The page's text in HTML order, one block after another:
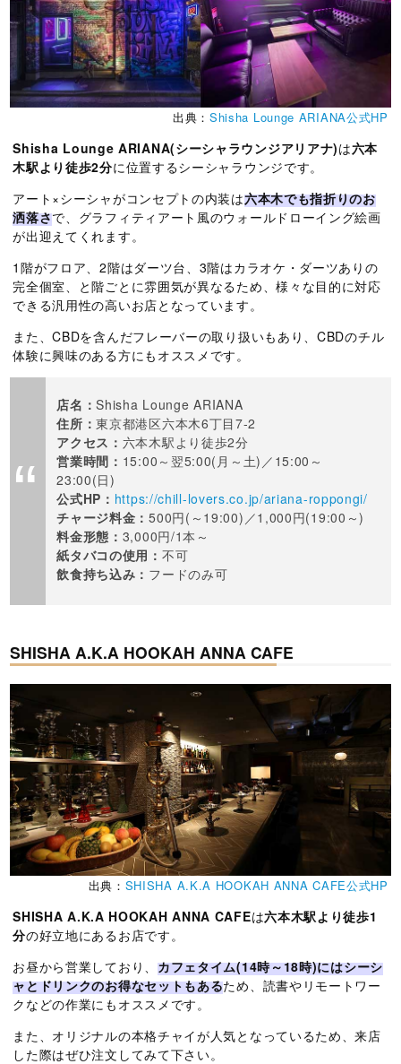
出典： Shisha Lounge ARIANA公式HP
Shisha Lounge ARIANA(シーシャラウンジアリアナ)は六本
木駅より徒歩2分に位置するシーシャラウンジです。
アート×シーシャがコンセプトの内装は六本木でも指折りのお
洒落さで、グラフィティアート風のウォールドローイング絵画
が出迎えてくれます。
1階がフロア、2階はダーツ台、3階はカラオケ・ダーツありの
完全個室、と階ごとに雰囲気が異なるため、様々な目的に対応
できる汎用性の高いお店となっています。
また、CBDを含んだフレーバーの取り扱いもあり、CBDのチル
体験に興味のある方にもオススメです。
店名：Shisha Lounge ARIANA
住所：東京都港区六本木6丁目7‐2
アクセス： 六本木駅より徒歩2分
営業時間： 15:00～翌5:00(月～土)／15:00～
23:00(日)
公式HP： https://chill-lovers.co.jp/ariana-roppongi/
チャージ料金：500円(～19:00)／1,000円(19:00～)
料金形態： 3,000円/1本～
紙タバコの使用： 不可
飲食持ち込み： フードのみ可
SHISHA A.K.A HOOKAH ANNA CAFE
出典： SHISHA A.K.A HOOKAH ANNA CAFE公式HP
SHISHA A.K.A HOOKAH ANNA CAFEは六本木駅より徒歩1
分の好立地にあるお店です。
お昼から営業しており、 カフェタイム(14時～18時)にはシーシ
ャとドリンクのお得なセットもあるため、読書やリモートワー
クなどの作業にもオススメです。
また、オリジナルの本格チャイが人気となっているため、来店
した際はぜひ注文してみて下さい。